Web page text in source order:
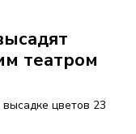
театром
цветов 23